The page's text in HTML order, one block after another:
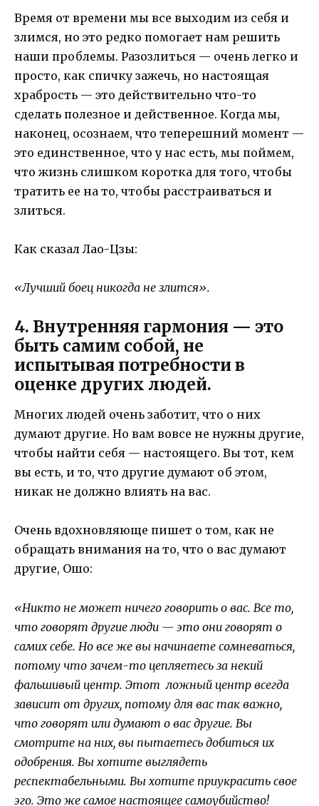
Время от времени мы все выходим из себя и
злимся, но это редко помогает нам решить
наши проблемы. Разозлиться — очень легко и
просто, как спичку зажечь, но настоящая
храбрость — это действительно что-то
сделать полезное и действенное. Когда мы,
наконец, осознаем, что теперешний момент —
это единственное, что у нас есть, мы поймем,
что жизнь слишком коротка для того, чтобы
тратить ее на то, чтобы расстраиваться и
злиться.
Как сказал Лао-Цзы:
«Лучший боец ​​никогда не злится».
4. Внутренняя гармония — это
быть самим собой, не
испытывая потребности в
оценке других людей.
Многих людей очень заботит, что о них
думают другие. Но вам вовсе не нужны другие,
чтобы найти себя — настоящего. Вы тот, кем
вы есть, и то, что другие думают об этом,
никак не должно влиять на вас.
Очень вдохновляюще пишет о том, как не
обращать внимания на то, что о вас думают
другие, Ошо:
«Никто не может ничего говорить о вас. Все то,
что говорят другие люди — это они говорят о
самих себе. Но все же вы начинаете сомневаться,
потому что зачем-то цепляетесь за некий
фальшивый центр. Этот ложный центр всегда
зависит от других, потому для вас так важно,
что говорят или думают о вас другие. Вы
смотрите на них, вы пытаетесь добиться их
одобрения. Вы хотите выглядеть
респектабельными. Вы хотите приукрасить свое
эго. Это же самое настоящее самоубийство!